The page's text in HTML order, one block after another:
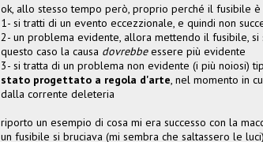
ok, allo stesso tempo però, proprio perché il fusibile è
1- si tratti di un evento eccezzionale, e quindi non
2- un problema evidente, allora mettendo il fusibile,
questo caso la causa dovrebbeessere più evidente
3- si tratta di un problema non evidente (i più noiosi)
stato progettato a regola d'arte, nel momento in
dalla corrente deleteria
riporto un esempio di cosa mi era successo con la
un fusibile si bruciava (mi sembra che saltassero le luci)